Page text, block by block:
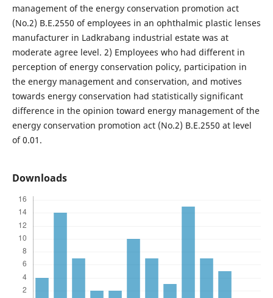
management of the energy conservation promotion act
(No.2) B.E.2550 of employees in an ophthalmic plastic lenses
manufacturer in Ladkrabang industrial estate was at
moderate agree level. 2) Employees who had different in
perception of energy conservation policy, participation in
the energy management and conservation, and motives
towards energy conservation had statistically significant
difference in the opinion toward energy management of the
energy conservation promotion act (No.2) B.E.2550 at level
of 0.01.
Downloads